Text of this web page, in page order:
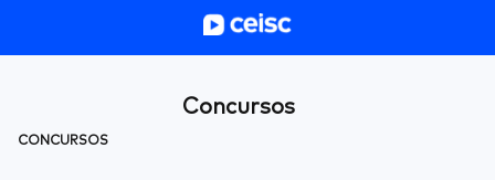
Concursos
CONCURSOS